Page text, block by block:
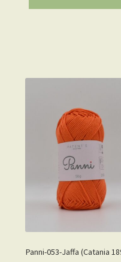
Panni-053-Jaffa (Catania